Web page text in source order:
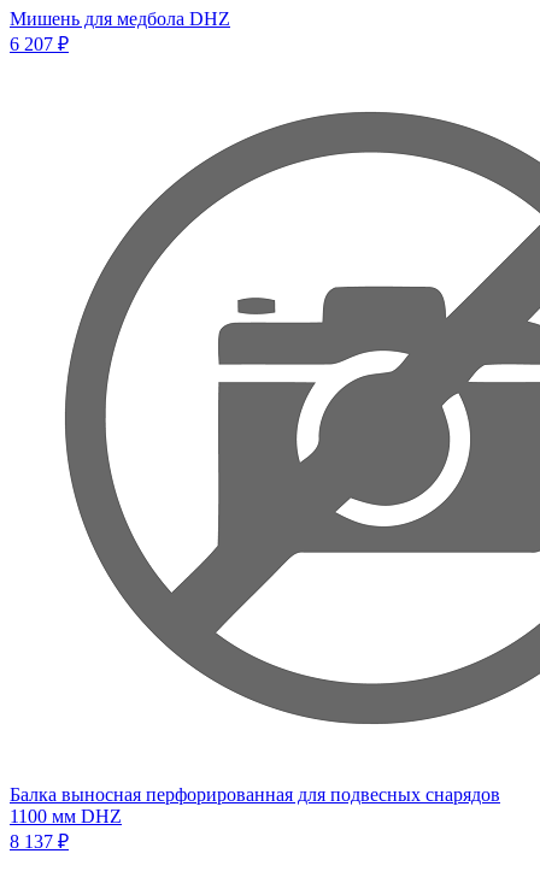
Мишень для медбола DHZ
6 207 ₽
Балка выносная перфорированная для подвесных снарядов
1100 мм DHZ
8 137 ₽